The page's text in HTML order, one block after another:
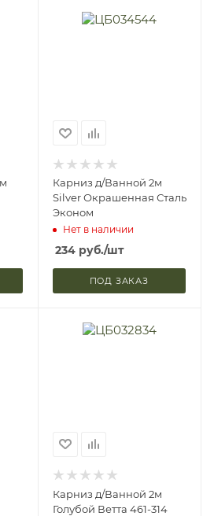
Карниз д/Ванной 2м
Silver Окрашенная Сталь
Эконом
Нет в наличии
234руб./шт
ПОД ЗАКАЗ
Карниз д/Ванной 2м
Голубой Ветта 461-314